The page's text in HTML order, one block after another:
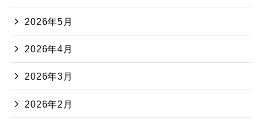
2026年5月
2026年4月
2026年3月
2026年2月